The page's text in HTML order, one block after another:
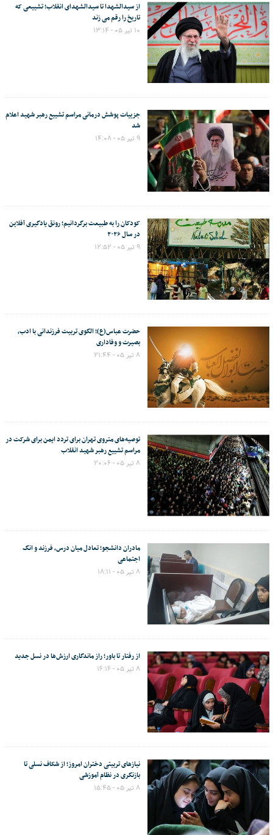
از سیدالشهدا تا سیدالشهدای انقلاب؛ تشییعی که
تاریخ را رقم می زند
۱۰ تیر ۰۵ - ۱۳:۱۴
جزییات پوشش درمانی مراسم تشییع رهبر شهید اعلام
شد
۹ تیر ۰۵ - ۱۴:۰۸
کودکان را به طبیعت برگردانیم؛ رونق یادگیری آفلاین
در سال ۲۰۲۶
۹ تیر ۰۵ - ۱۲:۵۲
حضرت عباس(ع)؛ الگوی تربیت فرزندانی با ادب،
بصیرت و وفاداری
۸ تیر ۰۵ - ۲۱:۴۴
توصیه‌های متروی تهران برای تردد ایمن برای شرکت در
مراسم تشییع رهبر شهید انقلاب
۸ تیر ۰۵ - ۲۰:۰۶
مادران دانشجو؛ تعادل میان درس، فرزند و انگ
اجتماعی
۸ تیر ۰۵ - ۱۸:۱۱
از رفتار تا باور؛ راز ماندگاری ارزش‌ها در نسل جدید
۸ تیر ۰۵ - ۱۶:۱۶
نیازهای تربیتی دختران امروز؛ از شکاف نسلی تا
بازنگری در نظام آموزشی
۸ تیر ۰۵ - ۱۵:۴۵